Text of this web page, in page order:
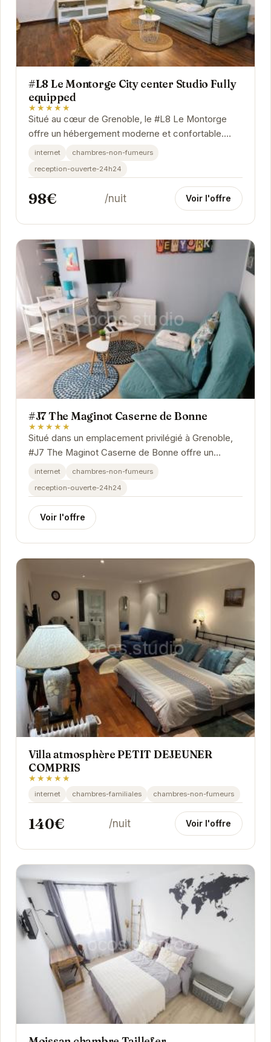
#L8 Le Montorge City center Studio Fully
equipped
★★★★★
Situé au cœur de Grenoble, le #L8 Le Montorge
offre un hébergement moderne et confortable.
Idéal pour les voyageurs d'affaires et les
internet
chambres-non-fumeurs
reception-ouverte-24h24
98€ /nuit Voir l'offre
#J7 The Maginot Caserne de Bonne
★★★★★
Situé dans un emplacement privilégié à Grenoble,
#J7 The Maginot Caserne de Bonne offre un
hébergement confortable et élégant. Avec un
internet
chambres-non-fumeurs
reception-ouverte-24h24
Voir l'offre
Villa atmosphère PETIT DEJEUNER
COMPRIS
★★★★★
internet chambres-familiales chambres-non-fumeurs
140€ /nuit Voir l'offre